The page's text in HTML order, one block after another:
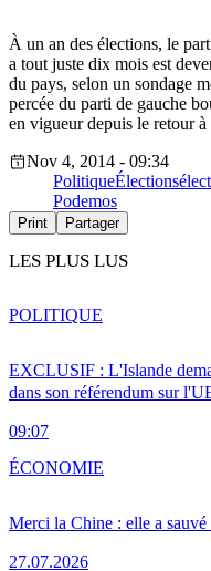
À un an des élections, le
a tout juste dix mois est
du pays, selon un sondage
percée du parti de gauche
en vigueur depuis le retour
Nov 4, 2014 - 09:34
PolitiqueÉlections
Podemos
Print Partager
LES PLUS LUS
EXCLUSIF : L'Islande
dans son référendum sur
09:07
POLITIQUE
Merci la Chine : elle a
27.07.2026
ÉCONOMIE